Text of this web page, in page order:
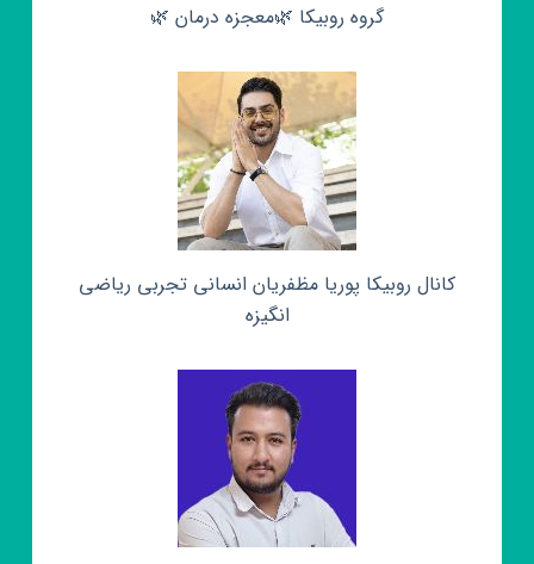
گروه روبیکا 🌿معجزه درمان 🌿
کانال روبیکا پوریا مظفریان انسانی تجربی ریاضی
انگیزه